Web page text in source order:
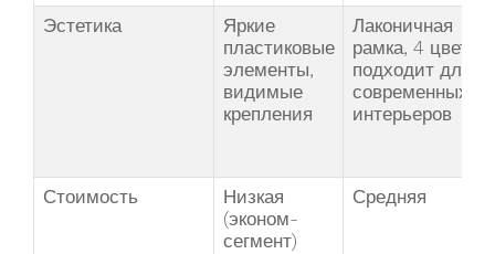
Эстетика
Яркие
пластиковые
элементы,
видимые
крепления
Лаконичная
рамка, 4 цвета,
подходит для
современных
интерьеров
Стоимость
Низкая
(эконом-
сегмент)
Средняя